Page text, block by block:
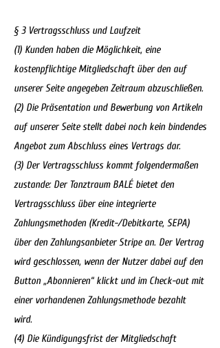
§ 3 Vertragsschluss und Laufzeit
(1) Kunden haben die Möglichkeit, eine
kostenpflichtige Mitgliedschaft über den auf
unserer Seite angegeben Zeitraum abzuschließen.
(2) Die Präsentation und Bewerbung von Artikeln
auf unserer Seite stellt dabei noch kein bindendes
Angebot zum Abschluss eines Vertrags dar.
(3) Der Vertragsschluss kommt folgendermaßen
zustande: Der Tanztraum BALÉ bietet den
Vertragsschluss über eine integrierte
Zahlungsmethoden (Kredit-/Debitkarte, SEPA)
über den Zahlungsanbieter Stripe an. Der Vertrag
wird geschlossen, wenn der Nutzer dabei auf den
Button „Abonnieren“ klickt und im Check-out mit
einer vorhandenen Zahlungsmethode bezahlt
wird.
(4) Die Kündigungsfrist der Mitgliedschaft